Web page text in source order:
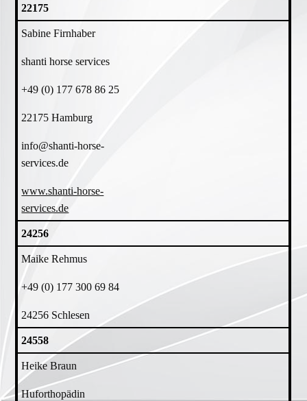
22175
Sabine Firnhaber
shanti horse services
+49 (0) 177 678 86 25
22175 Hamburg
info@shanti-horse-
services.de
www.shanti-horse-
services.de
24256
Maike Rehmus
+49 (0) 177 300 69 84
24256 Schlesen
24558
Heike Braun
Huforthopädin